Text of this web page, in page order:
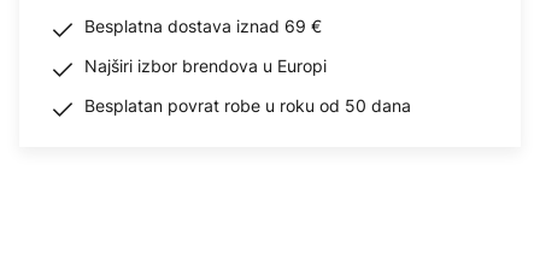
Besplatna dostava iznad 69 €
Najširi izbor brendova u Europi
Besplatan povrat robe u roku od 50 dana